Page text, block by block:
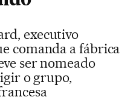
executivo
comanda a fábrica
ser nomeado
o grupo,